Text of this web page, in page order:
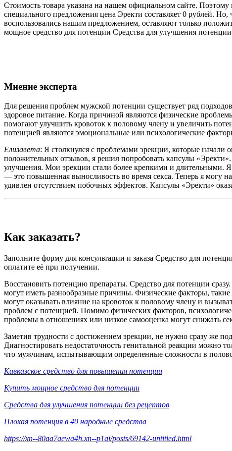
Стоимость товара указана на нашем официальном сайте.
специального предложения цена Эректи составляет 0 рублей.
воспользовались нашим предложением, оставляют только
мощное средство для потенции Средства для улучшения потенции
Мнение эксперта
Для решения проблем мужской потенции существует ряд
здоровое питание. Когда причиной являются физические
помогают улучшить кровоток к половому члену и увеличить
потенцией являются эмоциональные или психологические
Елизавета: Я столкнулся с проблемами эрекции, которые начали
положительных отзывов, я решил попробовать капсулы
улучшения. Мои эрекции стали более крепкими и длительными.
— это повышенная выносливость во время секса. Теперь я могу
удивлен отсутствием побочных эффектов. Капсулы «Эректи»
Как заказать?
Заполните форму для консультации и заказа Средство для
оплатите её при получении.
Восстановить потенцию препараты. Средство для потенции
могут иметь разнообразные причины. Физические факторы,
могут оказывать влияние на кровоток к половому члену и
проблем с потенцией. Помимо физических факторов,
проблемы в отношениях или низкое самооценка могут снижать
Заметив трудности с достижением эрекции, не нужно сразу же
Диагностировать недостаточность генитальной реакции можно
что мужчинам, испытывающим определенные сложности в
Кавказское средство для повышения потенции
Купить мощное средство для потенции
Средства для улучшения потенции без рецептов
Плохая потенция в 40 народные средства
https://xn--80aa7aewa4h.xn--p1ai/posts/69142-untitled.html